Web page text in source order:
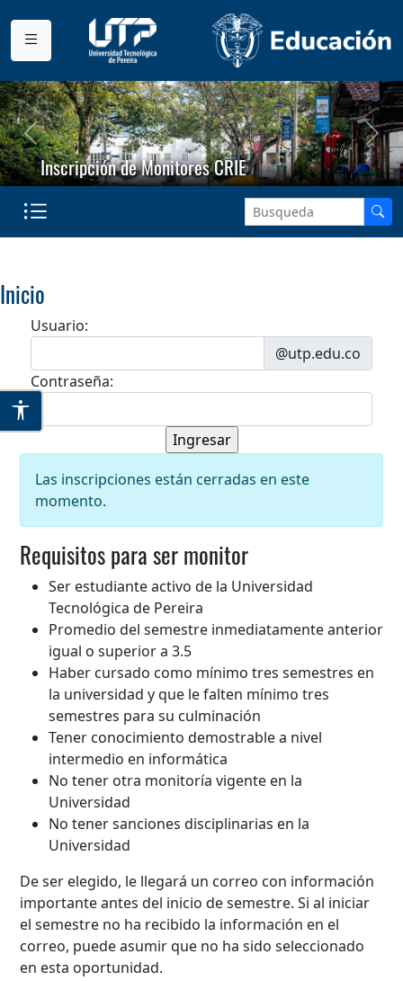
Anterior
Inscripción de Monitores CRIE
Inicio
Usuario:
@utp.edu.co
Contraseña:
Las inscripciones están cerradas en este
momento.
Requisitos para ser monitor
Ser estudiante activo de la Universidad
Tecnológica de Pereira
Promedio del semestre inmediatamente anterior
igual o superior a 3.5
Haber cursado como mínimo tres semestres en
la universidad y que le falten mínimo tres
semestres para su culminación
Tener conocimiento demostrable a nivel
intermedio en informática
No tener otra monitoría vigente en la
Universidad
No tener sanciones disciplinarias en la
Universidad
De ser elegido, le llegará un correo con información
importante antes del inicio de semestre. Si al iniciar
el semestre no ha recibido la información en el
correo, puede asumir que no ha sido seleccionado
en esta oportunidad.